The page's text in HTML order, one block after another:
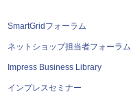
SmartGridフォーラム
ネットショップ担当者フォーラム
Impress Business Library
インプレスセミナー